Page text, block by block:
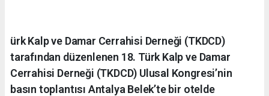
ürk Kalp ve Damar Cerrahisi Derneği (TKDCD)
tarafından düzenlenen 18. Türk Kalp ve Damar
Cerrahisi Derneği (TKDCD) Ulusal Kongresi’nin
basın toplantısı Antalya Belek’te bir otelde